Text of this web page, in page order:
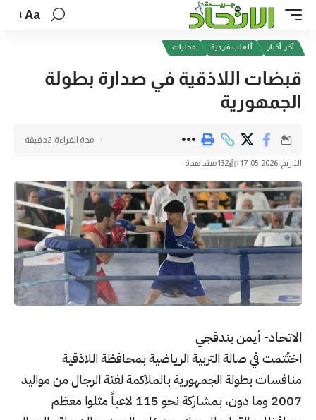
Aa
آخر أخبار ألعاب فردية محليات
قبضات اللاذقية في صدارة بطولة
الجمهورية
التاريخ: 2026-05-17 132 مشاهدة
مدة القراءة: 2دقيقة
الاتحاد- أيمن بندقجي
اختُتمت في صالة التربية الرياضية بمحافظة اللاذقية
منافسات بطولة الجمهورية بالملاكمة لفئة الرجال من مواليد
2007 وما دون، بمشاركة نحو 115 لاعباً مثلوا معظم